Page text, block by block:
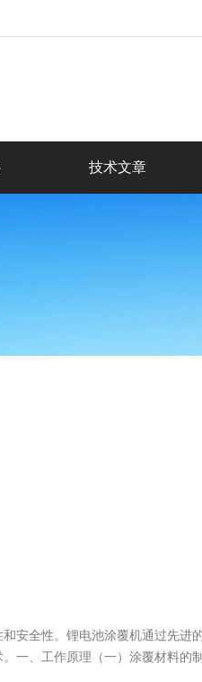
技术文章
安全性。锂电池涂覆机通过先进
一、工作原理（一）涂覆材料的